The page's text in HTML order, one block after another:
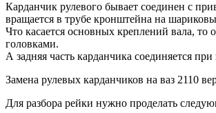
Карданчик рулевого бывает соединен с
вращается в трубе кронштейна на
Что касается основных креплений вала,
головками.
А задняя часть карданчика соединяется
Замена рулевых карданчиков на ваз 2110
Для разбора рейки нужно проделать